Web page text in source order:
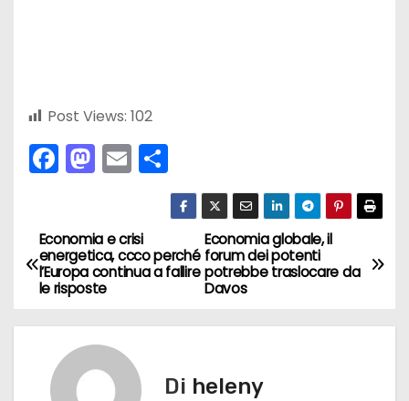
Post Views: 102
F
e
b
o
o
k
M
o
d
o
n
E
l
C
o
n
di
vi
N
a
v
Economia globale, il
forum dei potenti
potrebbe traslocare da
Davos
Economia e crisi
energetica, ccco perché
l’Europa continua a fallire
le risposte
Di heleny